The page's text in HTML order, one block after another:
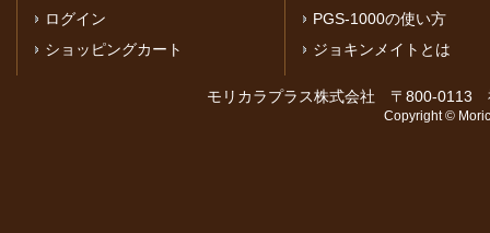
ログイン
ショッピングカート
PGS-1000の使い方
ジョキンメイトとは
モリカラプラス株式会社 〒800-0113
Copyright ©